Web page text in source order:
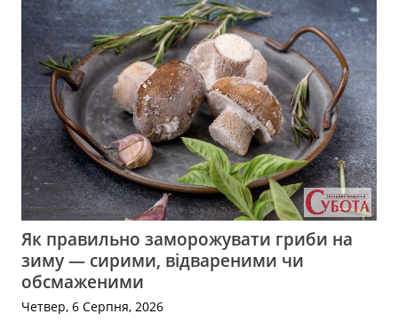
Як правильно заморожувати гриби на
зиму — сирими, відвареними чи
обсмаженими
Четвер, 6 Серпня, 2026